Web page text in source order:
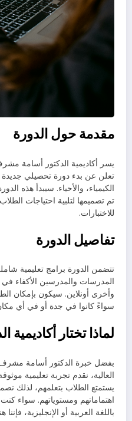
مقدمة حول الدورة
يسر أكاديمية الدكتور أسامة
تعلن عن بدء دورة تحصيلي جديدة
تم تصميمها لتلبية احتياجات
للاختبارات.
تفاصيل الدورة
تتضمن الدورة برامج تعليمية
المدرسات والمدرسين الأكفاء
وأخرى أونلاين. سيكون بإمكان
سواءً كانوا في جدة أو في أي
لماذا تختار أكاديمية
بفضل خبرة الدكتور أسامة مشرف
العالية، نقدم تجربة تعليمية
يستمتع الطلاب بتعلمهم، لذلك
اهتماماتهم ومستوياتهم. سواء
باللغة العربية أو الإنجليزية،